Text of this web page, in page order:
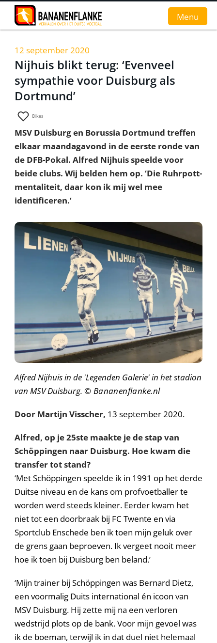
Home
Nieuws
Interviews
Groundhopverhalen
De fans
Achtergrond
Menu
12 september 2020
Nijhuis blikt terug: ‘Evenveel
sympathie voor Duisburg als
Dortmund’
0likes
MSV Duisburg en Borussia Dortmund treffen
elkaar maandagavond in de eerste ronde van
de DFB-Pokal. Alfred Nijhuis speelde voor
beide clubs. Wij belden hem op. ‘Die Ruhrpott-
mentaliteit, daar kon ik mij wel mee
identificeren.’
Alfred Nijhuis in de 'Legenden Galerie' in het stadion
van MSV Duisburg. © Bananenflanke.nl
Door Martijn Visscher, 13 september 2020.
Alfred, op je 25ste maakte je de stap van
Schöppingen naar Duisburg. Hoe kwam die
transfer tot stand?
‘Met Schöppingen speelde ik in 1991 op het derde
Duitse niveau en de kans om profvoetballer te
worden werd steeds kleiner. Eerder kwam het
niet tot een doorbraak bij FC Twente en via
Sportclub Enschede ben ik toen mijn geluk over
de grens gaan beproeven. Ik vergeet nooit meer
hoe ik toen bij Duisburg ben beland.’
‘Mijn trainer bij Schöppingen was Bernard Dietz,
een voormalig Duits international én icoon van
MSV Duisburg. Hij zette mij na een verloren
wedstrijd plots op de bank. Voor mijn gevoel was
ik de boeman, terwijl ik in dat duel niet helemaal